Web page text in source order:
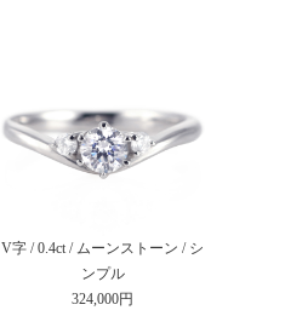
V字 / 0.4ct / ムーンストーン / シ
ンプル
324,000円